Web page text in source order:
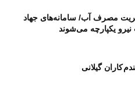
مصرف آب/ سامانه‌های جهاد
یکپارچه می‌شوند